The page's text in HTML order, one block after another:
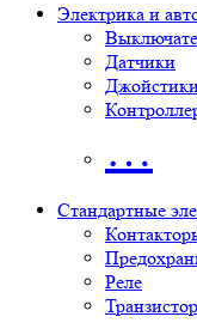
Электрика и
Датчики
…
Стандартные
Реле